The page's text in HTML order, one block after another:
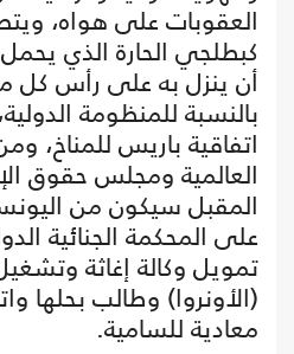
العقوبات على هواه،
كبطلجي الحارة الذي يحمل
أن ينزل به على رأس كل
بالنسبة للمنظومة
اتفاقية باريس للمناخ،
العالمية ومجلس حقوق
المقبل سيكون من
على المحكمة الجنائية
تمويل وكالة إغاثة
(الأونروا) وطالب بحلها
معادية للسامية.